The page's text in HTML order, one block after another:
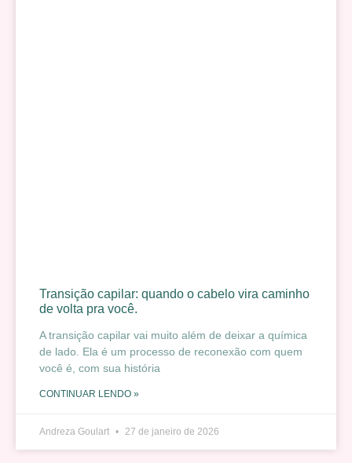
Transição capilar: quando o cabelo vira caminho
de volta pra você.
A transição capilar vai muito além de deixar a química
de lado. Ela é um processo de reconexão com quem
você é, com sua história
CONTINUAR LENDO »
Andreza Goulart 27 de janeiro de 2026